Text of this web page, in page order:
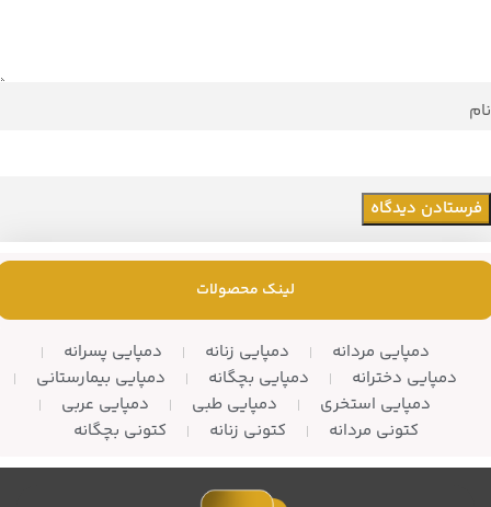
نام
لینک محصولات
دمپایی مردانه دمپایی زنانه
دمپایی پسرانه
دمپایی دخترانه
دمپایی بچگانه
دمپایی بیمارستانی
دمپایی استخری
دمپایی طبی
دمپایی عربی
کتونی مردانه
کتونی زنانه کتونی بچگانه